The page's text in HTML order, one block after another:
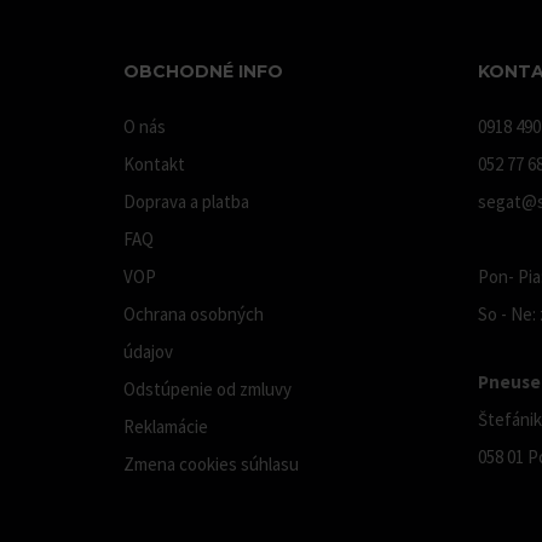
OBCHODNÉ INFO
O nás
Kontakt
Doprava a platba
FAQ
VOP
Ochrana osobných
údajov
Odstúpenie od zmluvy
Reklamácie
Zmena cookies súhlasu
0918
052 77
Pon-
So -
058 01